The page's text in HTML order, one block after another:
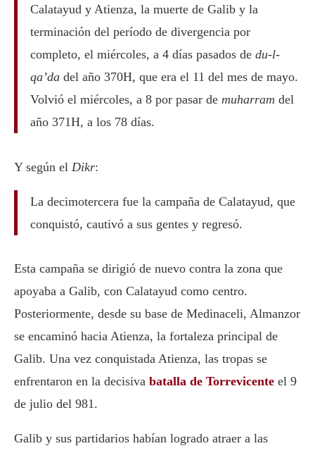
Calatayud y Atienza, la muerte de Galib y la
terminación del período de divergencia por
completo, el miércoles, a 4 días pasados de du-l-
qa’dadel año 370H, que era el 11 del mes de mayo.
Volvió el miércoles, a 8 por pasar de muharram del
año 371H, a los 78 días.
Y según el Dikr:
La decimotercera fue la campaña de Calatayud, que
conquistó, cautivó a sus gentes y regresó.
Esta campaña se dirigió de nuevo contra la zona que
apoyaba a Galib, con Calatayud como centro.
Posteriormente, desde su base de Medinaceli, Almanzor
se encaminó hacia Atienza, la fortaleza principal de
Galib. Una vez conquistada Atienza, las tropas se
enfrentaron en la decisiva batalla de Torrevicente el 9
de julio del 981.
Galib y sus partidarios habían logrado atraer a las